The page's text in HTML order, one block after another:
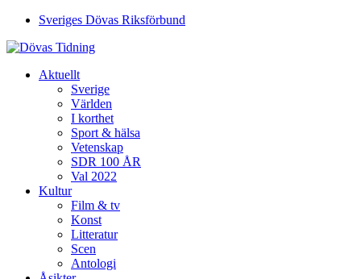
Sveriges Dövas Riksförbund
Aktuellt
Sverige
Världen
I korthet
Sport & hälsa
Vetenskap
SDR 100 ÅR
Val 2022
Kultur
Film & tv
Konst
Litteratur
Scen
Antologi